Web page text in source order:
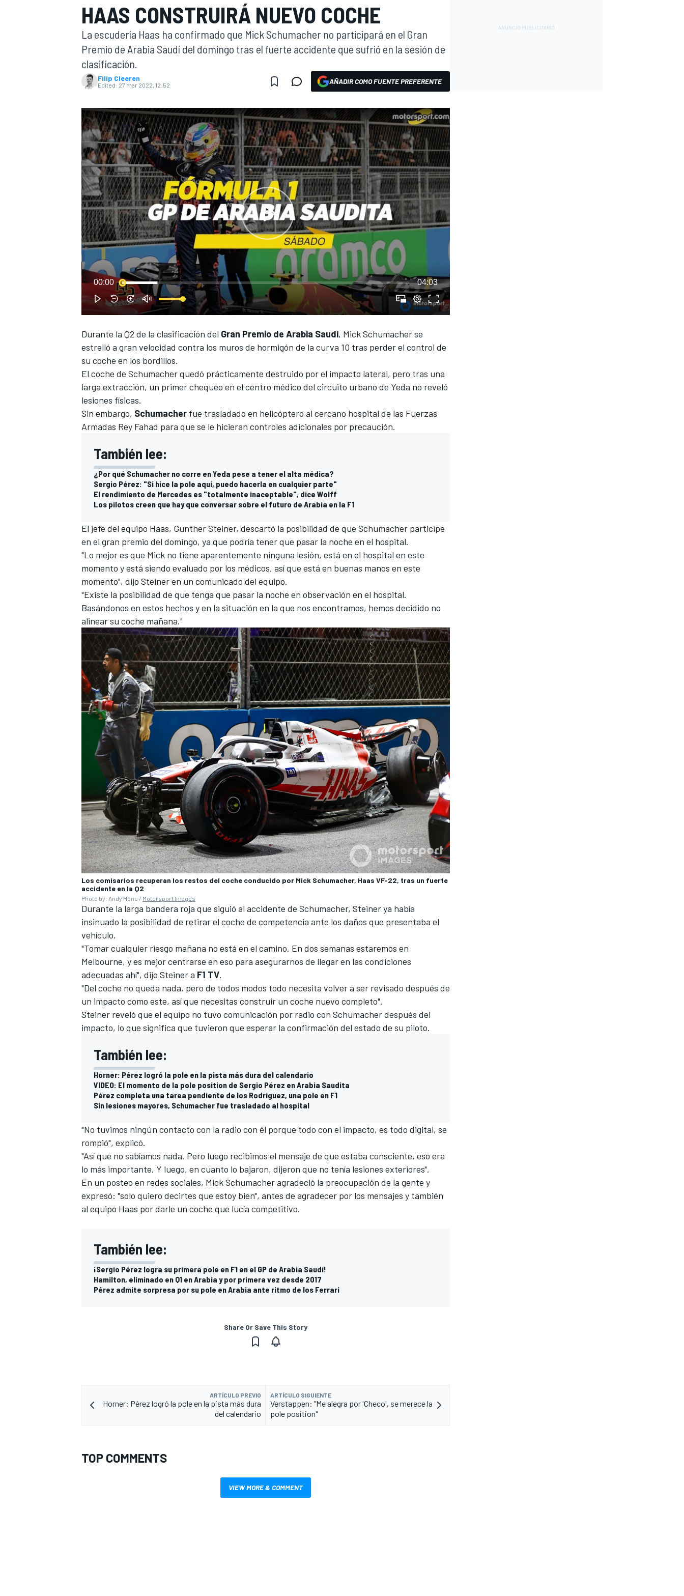
FÓRMULA E MOTO
NASCARINDYCARSPORTSCARRALLYTURISMO
MÁS
HAAS CONSTRUIRÁ NUEVO COCHE
La escudería Haas ha confirmado que Mick Schumacher no participará en el Gran
Premio de Arabia Saudí del domingo tras el fuerte accidente que sufrió en la sesión de
clasificación.
Filip Cleeren
Edited: 27 mar 2022, 12:52 AÑADIR COMO FUENTE PREFERENTE
00:00 04:03
Durante la Q2 de la clasificación del Gran Premio de Arabia Saudí, Mick Schumacherse
estrelló a gran velocidad contra los muros de hormigón de la curva 10 tras perder el control de
su coche en los bordillos.
El coche de Schumacher quedó prácticamente destruido por el impacto lateral, pero tras una
larga extracción, un primer chequeo en el centro médico del circuito urbano de Yeda no reveló
lesiones físicas.
Sin embargo, Schumacher fue trasladado en helicóptero al cercano hospital de las Fuerzas
Armadas Rey Fahad para que se le hicieran controles adicionales por precaución.
También lee:
¿Por qué Schumacher no corre en Yeda pese a tener el alta médica?
Sergio Pérez: "Si hice la pole aquí, puedo hacerla en cualquier parte"
El rendimiento de Mercedes es "totalmente inaceptable", dice Wolff
Los pilotos creen que hay que conversar sobre el futuro de Arabia en la F1
El jefe del equipo Haas, Gunther Steiner, descartó la posibilidad de que Schumacher participe
en el gran premio del domingo, ya que podría tener que pasar la noche en el hospital.
"Lo mejor es que Mick no tiene aparentemente ninguna lesión, está en el hospital en este
momento y está siendo evaluado por los médicos, así que está en buenas manos en este
momento", dijo Steiner en un comunicado del equipo.
"Existe la posibilidad de que tenga que pasar la noche en observación en el hospital.
Basándonos en estos hechos y en la situación en la que nos encontramos, hemos decidido no
alinear su coche mañana."
Los comisarios recuperan los restos del coche conducido por Mick Schumacher, Haas VF-22, tras un fuerte
accidente en la Q2
Photo by: Andy Hone / Motorsport Images
Durante la larga bandera roja que siguió al accidente de Schumacher, Steiner ya había
insinuado la posibilidad de retirar el coche de competencia ante los daños que presentaba el
vehículo.
"Tomar cualquier riesgo mañana no está en el camino. En dos semanas estaremos en
Melbourne, y es mejor centrarse en eso para asegurarnos de llegar en las condiciones
adecuadas ahí", dijo Steiner a F1 TV.
"Del coche no queda nada, pero de todos modos todo necesita volver a ser revisado después de
un impacto como este, así que necesitas construir un coche nuevo completo".
Steiner reveló que el equipo no tuvo comunicación por radio con Schumacher después del
impacto, lo que significa que tuvieron que esperar la confirmación del estado de su piloto.
También lee:
Horner: Pérez logró la pole en la pista más dura del calendario
VIDEO: El momento de la pole position de Sergio Pérez en Arabia Saudita
Pérez completa una tarea pendiente de los Rodríguez, una pole en F1
Sin lesiones mayores, Schumacher fue trasladado al hospital
"No tuvimos ningún contacto con la radio con él porque todo con el impacto, es todo digital, se
rompió", explicó.
"Así que no sabíamos nada. Pero luego recibimos el mensaje de que estaba consciente, eso era
lo más importante. Y luego, en cuanto lo bajaron, dijeron que no tenía lesiones exteriores".
En un posteo en redes sociales, Mick Schumacher agradeció la preocupación de la gente y
expresó: "solo quiero decirtes que estoy bien", antes de agradecer por los mensajes y también
al equipo Haas por darle un coche que lucía competitivo.
También lee:
¡Sergio Pérez logra su primera pole en F1 en el GP de Arabia Saudí!
Hamilton, eliminado en Q1 en Arabia y por primera vez desde 2017
Pérez admite sorpresa por su pole en Arabia ante ritmo de los Ferrari
Share Or Save This Story
ARTÍCULO PREVIO
Horner: Pérez logró la pole en la pista más dura
del calendario
ARTÍCULO SIGUIENTE
Verstappen: "Me alegra por 'Checo', se merece la
pole position"
TOP COMMENTS
VIEW MORE & COMMENT